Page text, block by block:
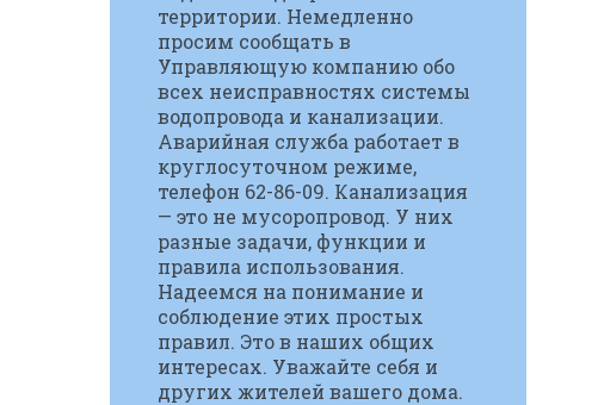
территории. Немедленно
просим сообщать в
Управляющую компанию обо
всех неисправностях системы
водопровода и канализации.
Аварийная служба работает в
круглосуточном режиме,
телефон 62-86-09. Канализация
— это не мусоропровод. У них
разные задачи, функции и
правила использования.
Надеемся на понимание и
соблюдение этих простых
правил. Это в наших общих
интересах. Уважайте себя и
других жителей вашего дома.